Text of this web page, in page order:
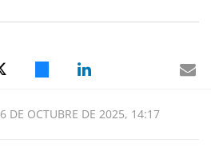
6 DE OCTUBRE DE 2025, 14:17